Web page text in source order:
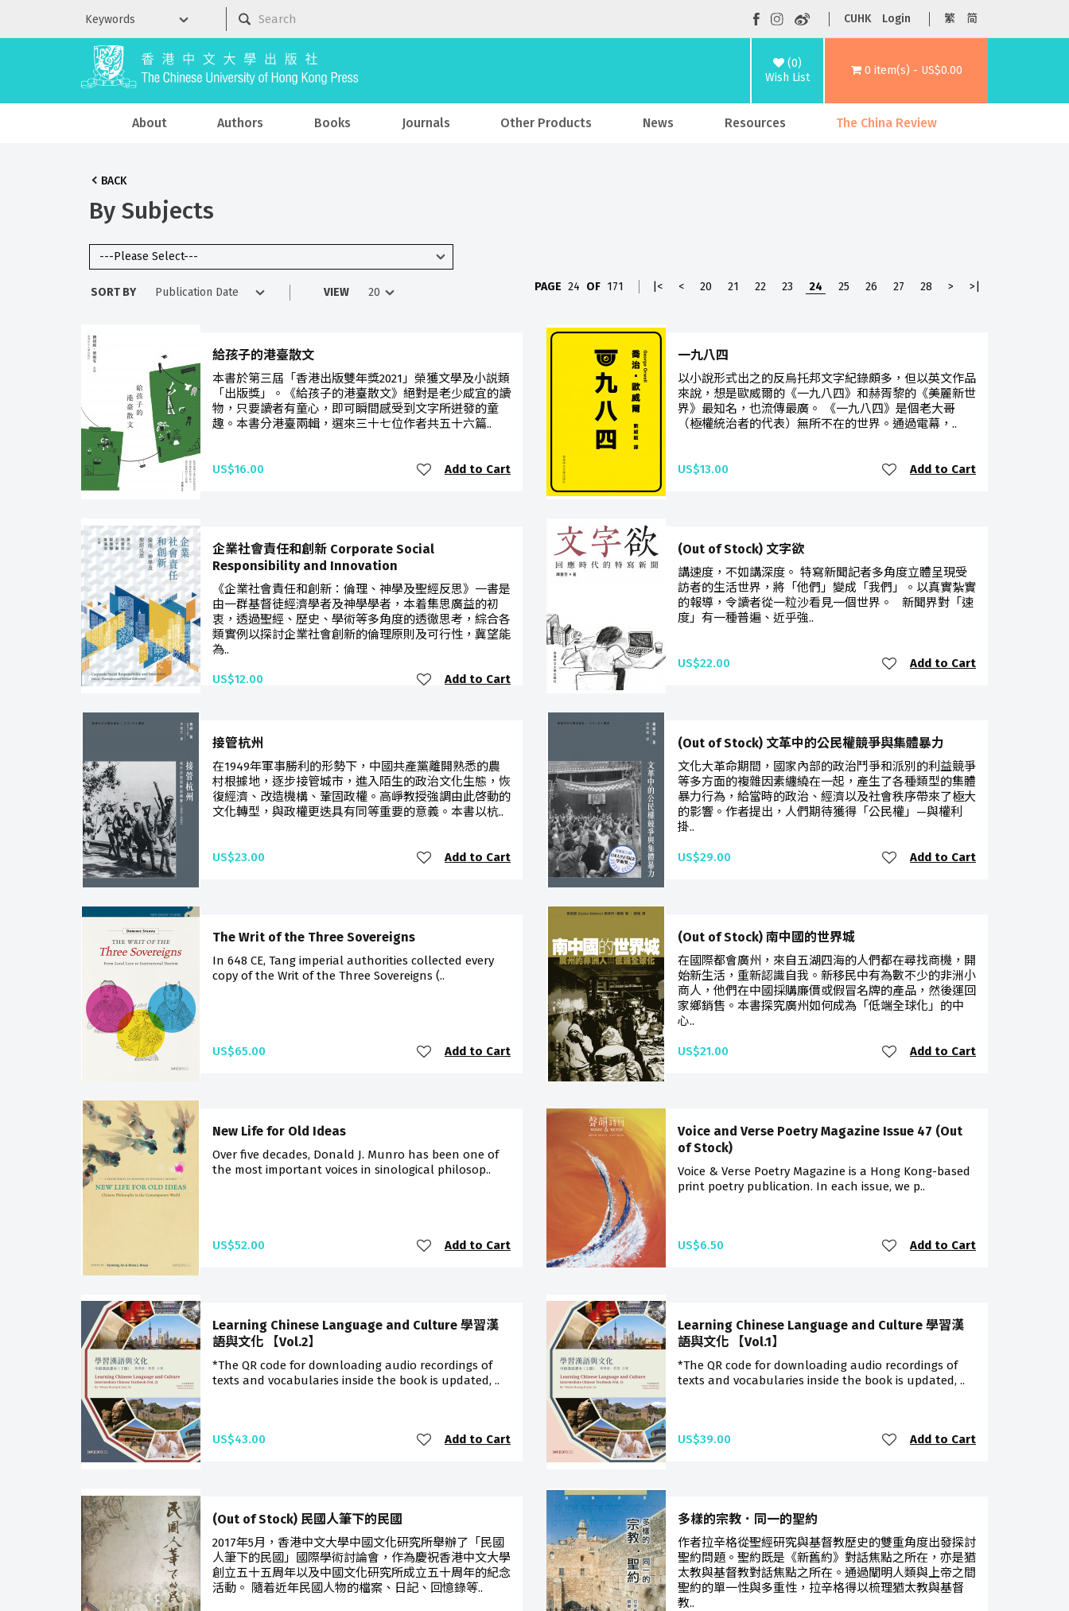
CUHK Login 繁 简
(0)
Wish List
0 item(s) - US$0.00
About Authors Books Journals Other Products News Resources The China Review
BACK
By Subjects
SORT BY VIEW PAGE 24 OF 171 |< < 20 21 22 23 24 25 26 27 28 > >|
給孩子的港臺散文
本書於第三屆「香港出版雙年獎2021」榮獲文學及小説類
「出版獎」。《給孩子的港臺散文》絕對是老少咸宜的讀
物，只要讀者有童心，即可瞬間感受到文字所迸發的童
趣。本書分港臺兩輯，選來三十七位作者共五十六篇..
US$16.00 Add to Cart
一九八四
以小說形式出之的反烏托邦文字紀錄頗多，但以英文作品
來說，想是歐威爾的《一九八四》和赫胥黎的《美麗新世
界》最知名，也流傳最廣。 《一九八四》是個老大哥
（極權統治者的代表）無所不在的世界。通過電幕，..
US$13.00 Add to Cart
企業社會責任和創新 Corporate Social
Responsibility and Innovation
《企業社會責任和創新：倫理、神學及聖經反思》一書是
由一群基督徒經濟學者及神學學者，本着集思廣益的初
衷，透過聖經、歷史、學術等多角度的透徹思考，綜合各
類實例以探討企業社會創新的倫理原則及可行性，冀望能
為..
US$12.00 Add to Cart
(Out of Stock) 文字欲
講速度，不如講深度。 特寫新聞記者多角度立體呈現受
訪者的生活世界，將「他們」變成「我們」。以真實紮實
的報導，令讀者從一粒沙看見一個世界。 新聞界對「速
度」有一種普遍、近乎強..
US$22.00 Add to Cart
接管杭州
在1949年軍事勝利的形勢下，中國共產黨離開熟悉的農
村根據地，逐步接管城市，進入陌生的政治文化生態，恢
復經濟、改造機構、鞏固政權。高崢教授強調由此啓動的
文化轉型，與政權更迭具有同等重要的意義。本書以杭..
US$23.00 Add to Cart
(Out of Stock) 文革中的公民權競爭與集體暴力
文化大革命期間，國家內部的政治鬥爭和派別的利益競爭
等多方面的複雜因素纏繞在一起，產生了各種類型的集體
暴力行為，給當時的政治、經濟以及社會秩序帶來了極大
的影響。作者提出，人們期待獲得「公民權」—與權利
掛..
US$29.00 Add to Cart
The Writ of the Three Sovereigns
In 648 CE, Tang imperial authorities collected every
copy of the Writ of the Three Sovereigns (..
US$65.00 Add to Cart
(Out of Stock) 南中國的世界城
在國際都會廣州，來自五湖四海的人們都在尋找商機，開
始新生活，重新認識自我。新移民中有為數不少的非洲小
商人，他們在中國採購廉價或假冒名牌的產品，然後運回
家鄉銷售。本書探究廣州如何成為「低端全球化」的中
心..
US$21.00 Add to Cart
New Life for Old Ideas
Over five decades, Donald J. Munro has been one of
the most important voices in sinological philosop..
US$52.00 Add to Cart
Voice and Verse Poetry Magazine Issue 47 (Out
of Stock)
Voice & Verse Poetry Magazine is a Hong Kong-based
print poetry publication. In each issue, we p..
US$6.50 Add to Cart
Learning Chinese Language and Culture 學習漢
語與文化 【Vol.2】
*The QR code for downloading audio recordings of
texts and vocabularies inside the book is updated, ..
US$43.00 Add to Cart
Learning Chinese Language and Culture 學習漢
語與文化 【Vol.1】
*The QR code for downloading audio recordings of
texts and vocabularies inside the book is updated, ..
US$39.00 Add to Cart
(Out of Stock) 民國人筆下的民國
2017年5月，香港中文大學中國文化研究所舉辦了「民國
人筆下的民國」國際學術討論會，作為慶祝香港中文大學
創立五十五周年以及中國文化研究所成立五十周年的紀念
活動。 隨着近年民國人物的檔案、日記、回憶錄等..
多樣的宗教．同一的聖約
作者拉辛格從聖經研究與基督教歷史的雙重角度出發探討
聖約問題。聖約既是《新舊約》對話焦點之所在，亦是猶
太教與基督教對話焦點之所在。通過闡明人類與上帝之間
聖約的單一性與多重性，拉辛格得以梳理猶太教與基督
教..